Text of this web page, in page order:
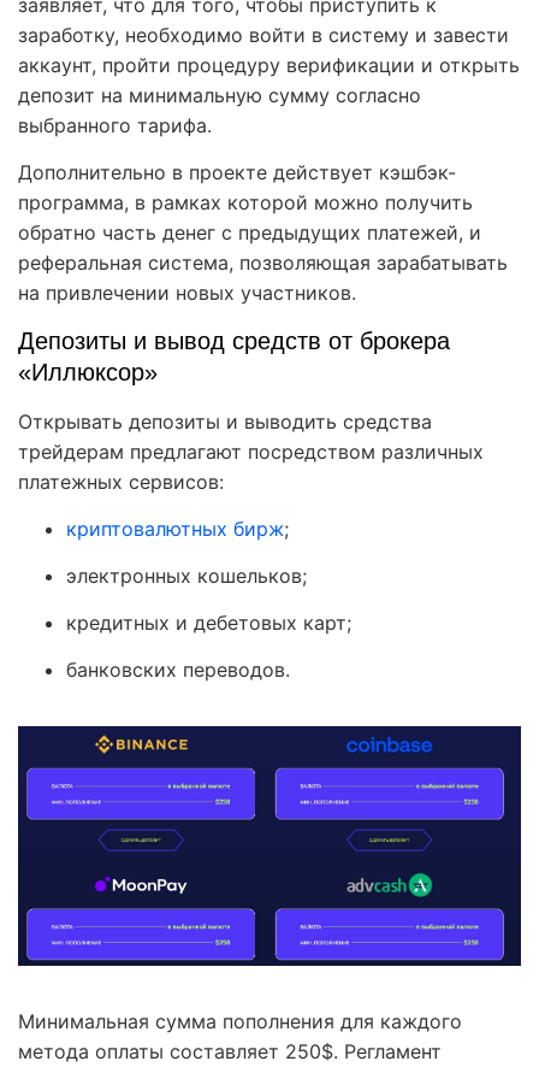
заявляет, что для того, чтобы приступить к
заработку, необходимо войти в систему и завести
аккаунт, пройти процедуру верификации и открыть
депозит на минимальную сумму согласно
выбранного тарифа.
Дополнительно в проекте действует кэшбэк-
программа, в рамках которой можно получить
обратно часть денег с предыдущих платежей, и
реферальная система, позволяющая зарабатывать
на привлечении новых участников.
Депозиты и вывод средств от брокера
«Иллюксор»
Открывать депозиты и выводить средства
трейдерам предлагают посредством различных
платежных сервисов:
криптовалютных бирж;
электронных кошельков;
кредитных и дебетовых карт;
банковских переводов.
Минимальная сумма пополнения для каждого
метода оплаты составляет 250$. Регламент